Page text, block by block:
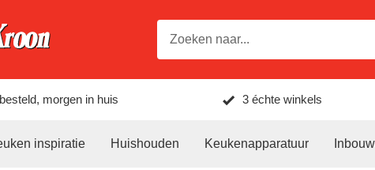
besteld, morgen in huis 3 échte winkels
inspiratie Huishouden Keukenapparatuur